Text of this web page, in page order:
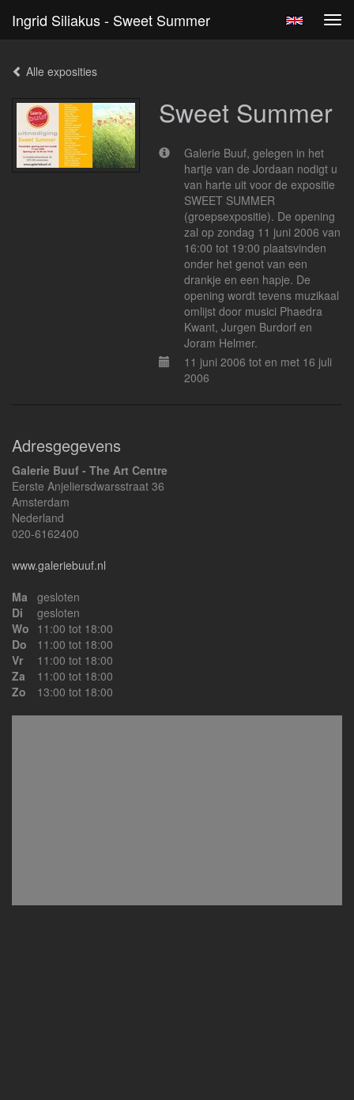
Ingrid Siliakus - Sweet Summer
Alle exposities
Sweet Summer
Galerie Buuf, gelegen in het
hartje van de Jordaan nodigt u
van harte uit voor de expositie
SWEET SUMMER
(groepsexpositie). De opening
zal op zondag 11 juni 2006 van
16:00 tot 19:00 plaatsvinden
onder het genot van een
drankje en een hapje. De
opening wordt tevens muzikaal
omlijst door musici Phaedra
Kwant, Jurgen Burdorf en
Joram Helmer.
11 juni 2006 tot en met 16 juli
2006
Adresgegevens
Galerie Buuf - The Art Centre
Eerste Anjeliersdwarsstraat 36
Amsterdam
Nederland
020-6162400
www.galeriebuuf.nl
Ma
gesloten
Di
gesloten
Wo 11:00 tot 18:00
Do
11:00 tot 18:00
Vr
11:00 tot 18:00
Za
11:00 tot 18:00
Zo
13:00 tot 18:00